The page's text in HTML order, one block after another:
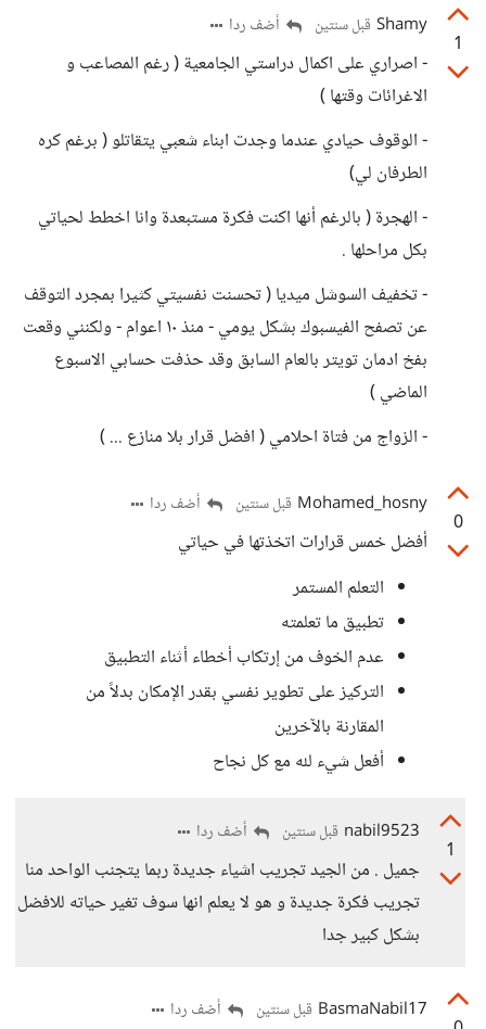
1
Shamy قبل سنتين أضف ردا
- اصراري على اكمال دراستي الجامعية ( رغم المصاعب و
الاغرائات وقتها )
- الوقوف حيادي عندما وجدت ابناء شعبي يتقاتلو ( برغم كره
الطرفان لي)
- الهجرة ( بالرغم أنها اكنت فكرة مستبعدة وانا اخطط لحياتي
بكل مراحلها .
- تخفيف السوشل ميديا ( تحسنت نفسيتي كثيرا بمجرد التوقف
عن تصفح الفيسبوك بشكل يومي - منذ ١٠ اعوام - ولكنني وقعت
بفخ ادمان تويتر بالعام السابق وقد حذفت حسابي الاسبوع
الماضي )
- الزواج من فتاة احلامي ( افضل قرار بلا منازع ... )
0
Mohamed_hosny قبل سنتين أضف ردا
أفضل خمس قرارات اتخذتها في حياتي
التعلم المستمر
تطبيق ما تعلمته
عدم الخوف من إرتكاب أخطاء أثناء التطبيق
التركيز على تطوير نفسي بقدر الإمكان بدلاً من
المقارنة بالآخرين
أفعل شيء لله مع كل نجاح
1
nabil9523 قبل سنتين أضف ردا
جميل . من الجيد تجريب اشياء جديدة ربما يتجنب الواحد منا
تجريب فكرة جديدة و هو لا يعلم انها سوف تغير حياته للافضل
بشكل كبير جدا
BasmaNabil17 قبل سنتين أضف ردا